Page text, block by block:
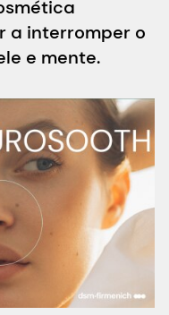
a interromper o
e mente.